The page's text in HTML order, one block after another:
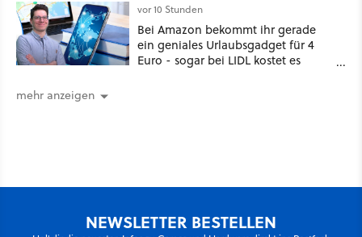
vor 10 Stunden
Bei Amazon bekommt ihr gerade
ein geniales Urlaubsgadget für 4
Euro - sogar bei LIDL kostet es
mehr anzeigen
NEWSLETTER BESTELLEN